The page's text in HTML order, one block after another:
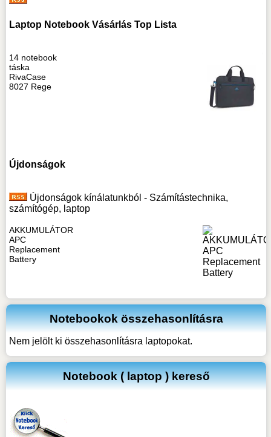
Laptop Notebook Vásárlás Top Lista
14 notebook
táska
RivaCase
8027 Rege
Újdonságok
Újdonságok kínálatunkból - Számítástechnika,
számítógép, laptop
AKKUMULÁTOR
APC
Replacement
Battery
Notebookok összehasonlításra
Nem jelölt ki összehasonlításra laptopokat.
Notebook ( laptop ) kereső